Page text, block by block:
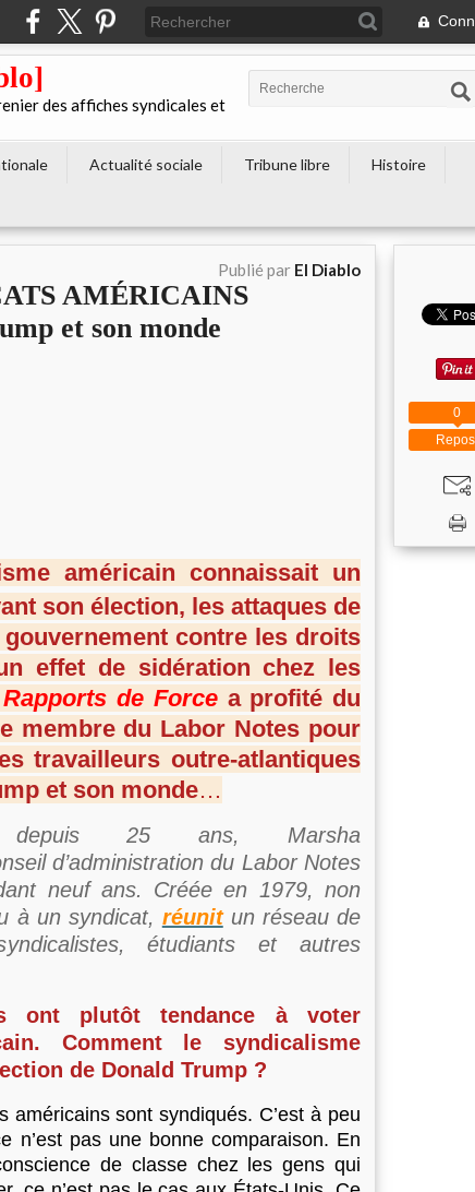
des affiches syndicales et
Actualité sociale Tribune libre
Histoire
Publié par El Diablo
AMÉRICAINS
et son monde
américain connaissait un
son élection, les attaques de
contre les droits
effet de sidération chez les
Rapports de Force a profité du
membre du Labor Notes pour
travailleurs outre-atlantiques
et son monde…
depuis 25 ans, Marsha
d’administration du Labor Notes
neuf ans. Créée en 1979, non
à un syndicat, réunit un réseau de
étudiants et autres
ont plutôt tendance à voter
Comment le syndicalisme
de Donald Trump ?
américains sont syndiqués. C’est à peu
n’est pas une bonne comparaison. En
de classe chez les gens qui
0